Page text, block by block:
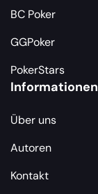
BC Poker
GGPoker
PokerStars
Informationen
Über uns
Autoren
Kontakt